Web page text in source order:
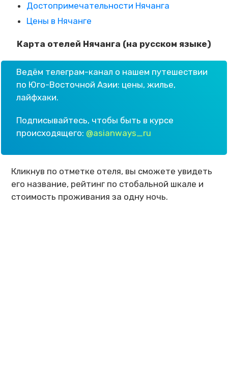
Достопримечательности Нячанга
Цены в Нячанге
Карта отелей Нячанга (на русском языке)
Ведём телеграм-канал о нашем путешествии
по Юго-Восточной Азии: цены, жилье,
лайфхаки.
Подписывайтесь, чтобы быть в курсе
происходящего: @asianways_ru
Кликнув по отметке отеля, вы сможете увидеть
его название, рейтинг по стобальной шкале и
стоимость проживания за одну ночь.